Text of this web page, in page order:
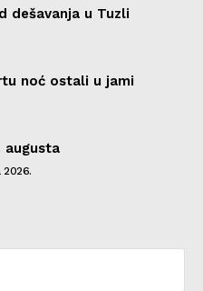
dešavanja u Tuzli
noć ostali u jami
augusta
2026.